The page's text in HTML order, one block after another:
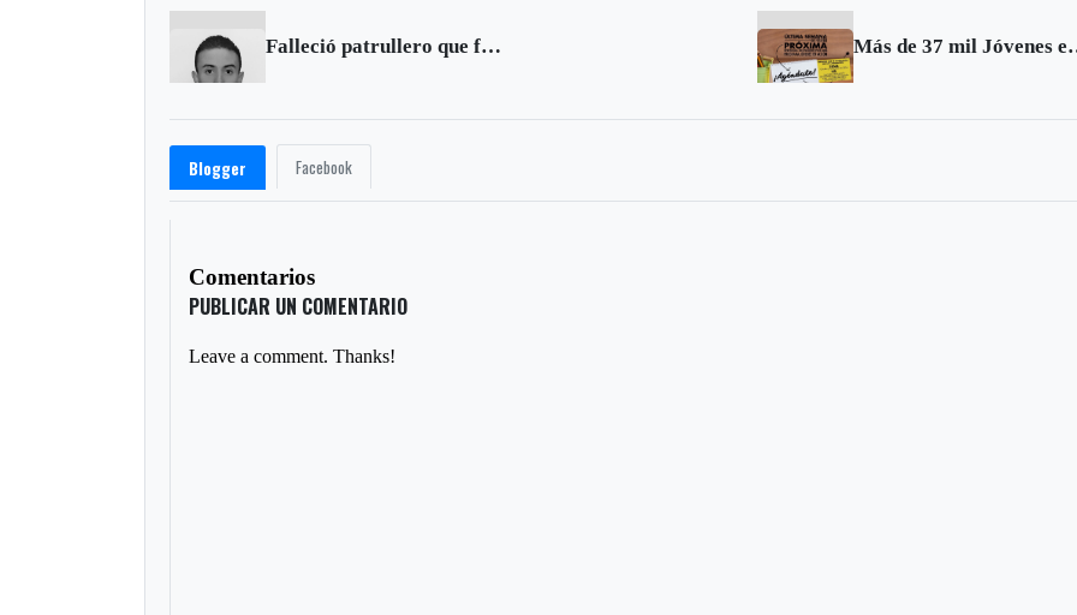
Falleció patrullero que fue herido durante atentado terrorista en Bogotá Más de 37 mil
Blogger Facebook
Comentarios
PUBLICAR UN COMENTARIO
Leave a comment. Thanks!